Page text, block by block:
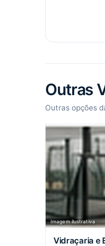
Outras
Outras opções
Imagem ilustrativa
Vidraçaria e